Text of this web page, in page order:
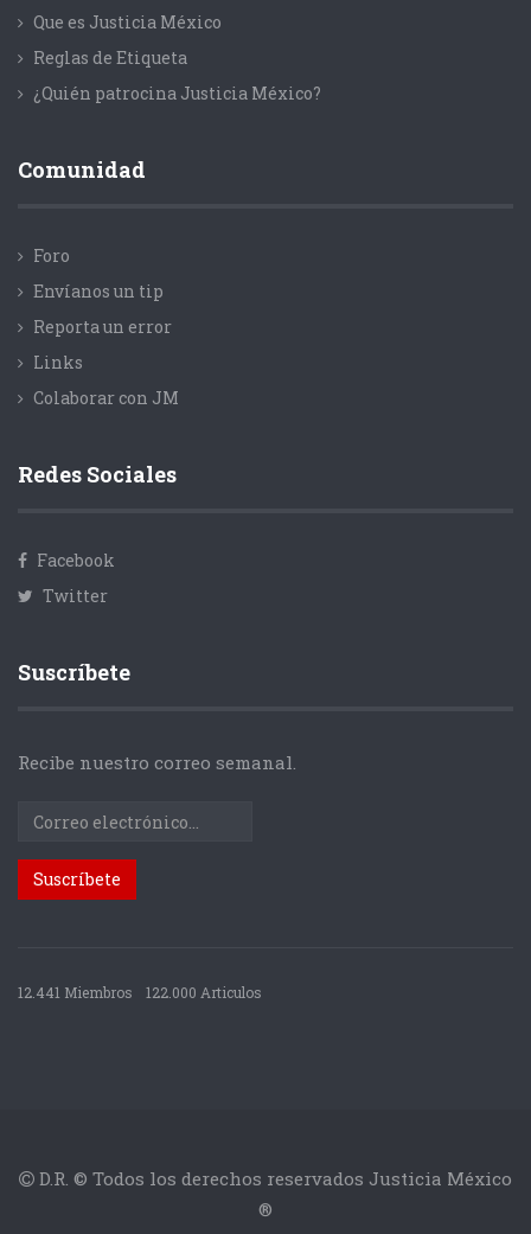
Que es Justicia México
Reglas de Etiqueta
¿Quién patrocina Justicia México?
Comunidad
Foro
Envíanos un tip
Reporta un error
Links
Colaborar con JM
Redes Sociales
Facebook
Twitter
Suscríbete
Recibe nuestro correo semanal.
12.441 Miembros 122.000 Articulos
D.R. © Todos los derechos reservados Justicia México
®